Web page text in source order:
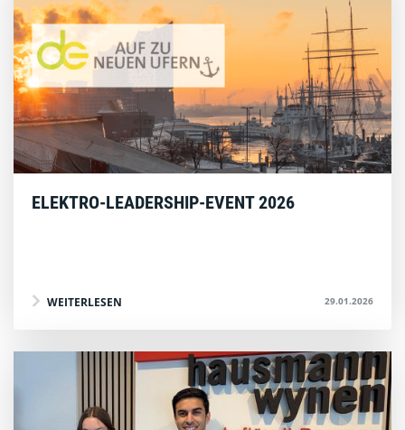
ELEKTRO-LEADERSHIP-EVENT 2026
WEITERLESEN 29.01.2026